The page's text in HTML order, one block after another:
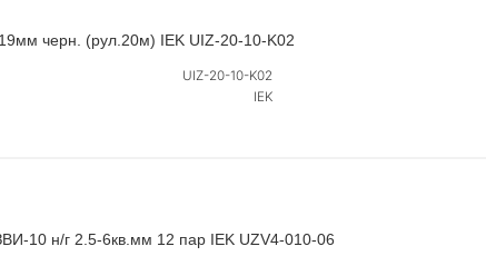
черн. (рул.20м) IEK UIZ-20-10-K02
UIZ-20-10-K02
IEK
10 н/г 2.5-6кв.мм 12 пар IEK UZV4-010-06